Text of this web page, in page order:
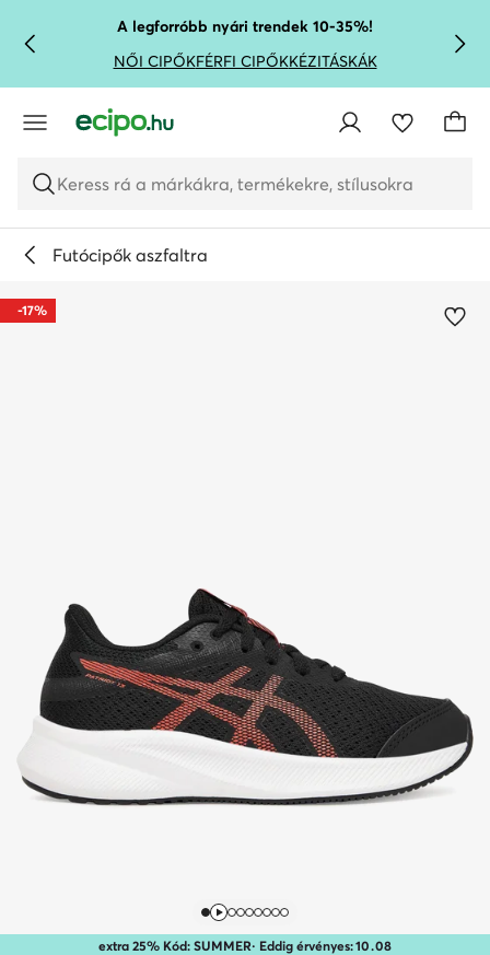
UGRÁS A FŐ TARTALOMRA
UGRÁS A KERESÉSHEZA legforróbb nyári trendek 10-35%!
NŐI CIPŐKFÉRFI CIPŐKKÉZITÁSKÁK
Keress rá a márkákra, termékekre, stílusokra
Futócipők aszfaltra
extra 25% Kód: SUMMER· Eddig érvényes:10.08
-17%